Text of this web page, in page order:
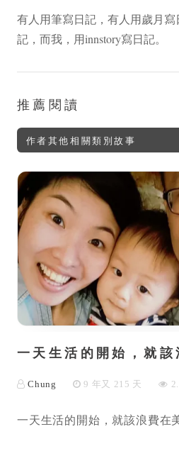
有人用筆寫日記，有人用歲月
記，而我，用innstory寫日記。
推薦閱讀
作者其他相關類別故事
一天生活的開始，就
Chung 9 年又 215 天
一天生活的開始，就該浪費在